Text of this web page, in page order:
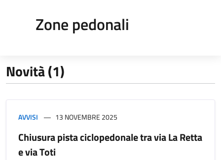
Zone pedonali
Novità (1)
AVVISI 13 NOVEMBRE 2025
Chiusura pista ciclopedonale tra via La Retta
e via Toti